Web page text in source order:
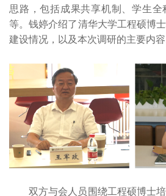
思路，包括成果共享机制、学生
等。钱婷介绍了清华大学工程硕博
建设情况，以及本次调研的主要内容
双方与会人员围绕工程硕博士